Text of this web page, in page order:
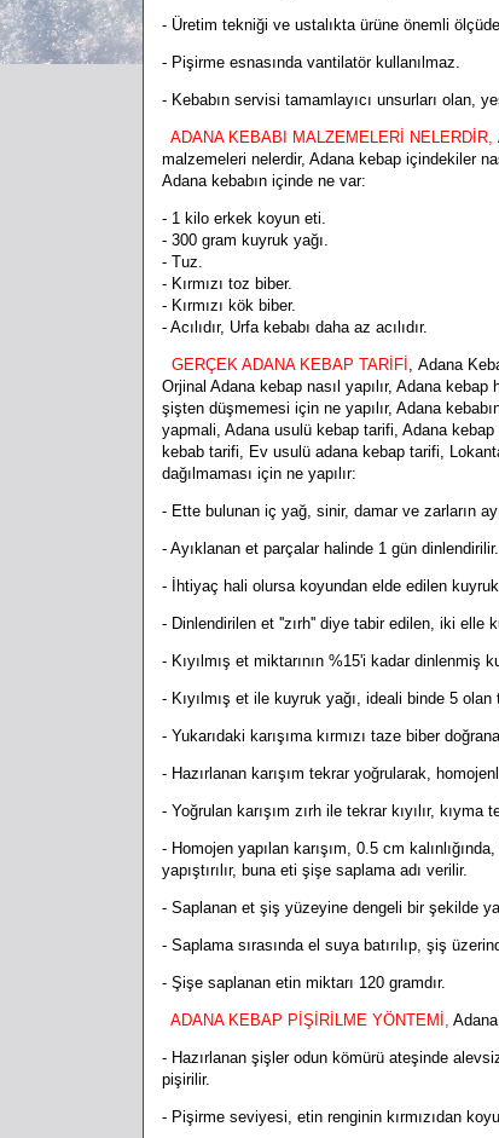
- Üretim tekniği ve ustalıkta ürüne önemli
- Pişirme esnasında vantilatör kullanılmaz.
- Kebabın servisi tamamlayıcı unsurları olan,
ADANA KEBABI MALZEMELERİ NELERDİR,
malzemeleri nelerdir, Adana kebap içindekiler
Adana kebabın içinde ne var:
- 1 kilo erkek koyun eti.
- 300 gram kuyruk yağı.
- Tuz.
- Kırmızı toz biber.
- Kırmızı kök biber.
- Acılıdır, Urfa kebabı daha az acılıdır.
GERÇEK ADANA KEBAP TARİFİ , Adana
Orjinal Adana kebap nasıl yapılır, Adana kebap
şişten düşmemesi için ne yapılır, Adana
yapmali, Adana usulü kebap tarifi, Adana kebap
kebab tarifi, Ev usulü adana kebap tarifi,
dağılmaması için ne yapılır:
- Ette bulunan iç yağ, sinir, damar ve zarların
- Ayıklanan et parçalar halinde 1 gün dinlendirilir.
- İhtiyaç hali olursa koyundan elde edilen
- Dinlendirilen et ''zırh'' diye tabir edilen, iki elle
- Kıyılmış et miktarının %15'i kadar dinlenmiş
- Kıyılmış et ile kuyruk yağı, ideali binde 5
- Yukarıdaki karışıma kırmızı taze biber
- Hazırlanan karışım tekrar yoğrularak,
- Yoğrulan karışım zırh ile tekrar kıyılır, kıyma
- Homojen yapılan karışım, 0.5 cm
yapıştırılır, buna eti şişe saplama adı verilir.
- Saplanan et şiş yüzeyine dengeli bir şekilde
- Saplama sırasında el suya batırılıp, şiş
- Şişe saplanan etin miktarı 120 gramdır.
ADANA KEBAP PİŞİRİLME YÖNTEMİ, A
- Hazırlanan şişler odun kömürü ateşinde
pişirilir.
- Pişirme seviyesi, etin renginin kırmızıdan